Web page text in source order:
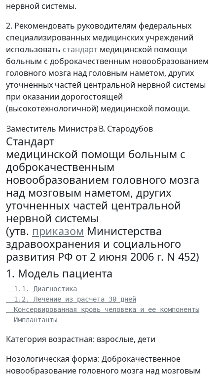
нервной системы.
2. Рекомендовать руководителям федеральных
специализированных медицинских учреждений
использовать стандарт медицинской помощи
больным с доброкачественным новообразованием
головного мозга над головным наметом, других
уточненных частей центральной нервной системы
при оказании дорогостоящей
(высокотехнологичной) медицинской помощи.
Заместитель МинистраВ. Стародубов
Стандарт
медицинской помощи больным с
доброкачественным
новообразованием головного мозга
над мозговым наметом, других
уточненных частей центральной
нервной системы
(утв. приказом Министерства
здравоохранения и социального
развития РФ от 2 июня 2006 г. N 452)
1. Модель пациента
  1.1. Диагностика
  1.2. Лечение из расчета 30 дней
  Консервированная кровь человека и ее компоненты
  Имплантанты
Категория возрастная: взрослые, дети
Нозологическая форма: Доброкачественное
новообразование головного мозга над мозговым